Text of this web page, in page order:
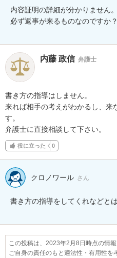
内容証明の詳細が分かりません
必ず返事が来るものなのですか？
内藤 政信 弁護士
書き方の指導はしません。
来れば相手の考えがわかるし、来
す。
弁護士に直接相談して下さい。
役に立った 0
クロノワール さん
書き方の指導をしてくれなどと
この投稿は、2023年2月8日時点の情報
ご自身の責任のもと適法性・有用性